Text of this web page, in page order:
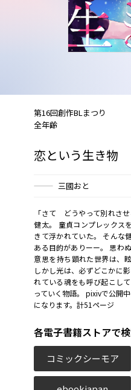
第16回創作BLまつり
全年齢
恋という生き物
三國おと
「さて どうやって別れさ
健太。 童貞コンプレックス
きて浮かれていた。 そんな
ある目的がありーー。 思わ
意思を持ち顕れた世界は、
しかし光は、必ずどこかに
れている魂をも呼び起こし
っていく物語。 pixivで公開
になります。計51ページ
各電子書籍ストアで
コミックシーモア